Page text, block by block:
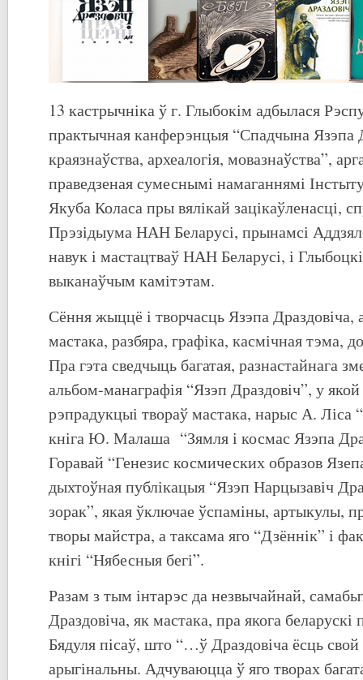
13 кастрычніка ў г. Глыбокім адбылася
практычная канферэнцыя “Спадчына Язэпа
краязнаўства, археалогія, мовазнаўства”,
праведзеная сумеснымі намаганнямі
Якуба Коласа пры вялікай зацікаўленасці,
Прэзідыума НАН Беларусі, прынамсі
навук і мастацтваў НАН Беларусі, і
выканаўчым камітэтам.
Сёння жыццё і творчасць Язэпа Драздовіча,
мастака, разбяра, графіка, касмічная тэма,
Пра гэта сведчыць багатая, разнастайнага
альбом-манаграфія “Язэп Драздовіч”, у
рэпрадукцыі твораў мастака, нарыс А. Ліса
кніга Ю. Малаша “Зямля і космас Язэпа
Горавай “Генезис космических образов
дыхтоўная публікацыя “Язэп Нарцызавіч
зорак”, якая ўключае ўспаміны, артыкулы,
творы майстра, а таксама яго “Дзённік” і
кнігі “Нябесныя бегі”.
Разам з тым інтарэс да незвычайнай,
Драздовіча, як мастака, пра якога беларускі
Бядуля пісаў, што “…ў Драздовіча ёсць
арыгінальны. Адчуваюцца ў яго творах